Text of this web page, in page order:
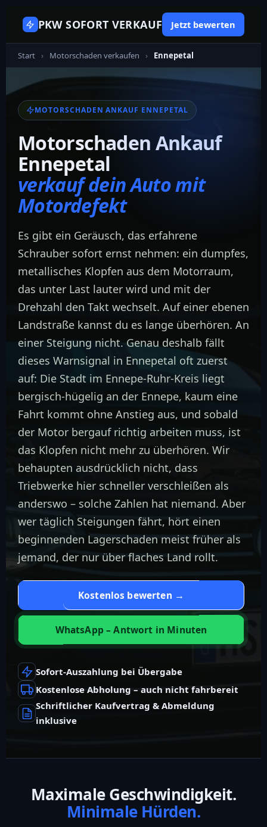
PKW SOFORT VERKAUF Jetzt bewerten
Start › Motorschaden verkaufen › Ennepetal
MOTORSCHADEN ANKAUF ENNEPETAL
Motorschaden Ankauf
Ennepetal
verkauf dein Auto mit
Motordefekt
Es gibt ein Geräusch, das erfahrene
Schrauber sofort ernst nehmen: ein dumpfes,
metallisches Klopfen aus dem Motorraum,
das unter Last lauter wird und mit der
Drehzahl den Takt wechselt. Auf einer ebenen
Landstraße kannst du es lange überhören. An
einer Steigung nicht. Genau deshalb fällt
dieses Warnsignal in Ennepetal oft zuerst
auf: Die Stadt im Ennepe-Ruhr-Kreis liegt
bergisch-hügelig an der Ennepe, kaum eine
Fahrt kommt ohne Anstieg aus, und sobald
der Motor bergauf richtig arbeiten muss, ist
das Klopfen nicht mehr zu überhören. Wir
behaupten ausdrücklich nicht, dass
Triebwerke hier schneller verschleißen als
anderswo – solche Zahlen hat niemand. Aber
wer täglich Steigungen fährt, hört einen
beginnenden Lagerschaden meist früher als
jemand, der nur über flaches Land rollt.
Kostenlos bewerten →
WhatsApp – Antwort in Minuten
Sofort-Auszahlung bei Übergabe
Kostenlose Abholung – auch nicht fahrbereit
Schriftlicher Kaufvertrag & Abmeldung
inklusive
Maximale Geschwindigkeit.
Minimale Hürden.